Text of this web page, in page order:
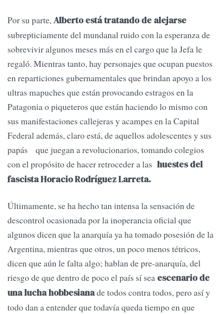
Por su parte,Alberto está tratando de alejarse
subrepticiamente del mundanal ruido con la esperanza de
sobrevivir algunos meses más en el cargo que la Jefa le
regaló. Mientras tanto, hay personajes que ocupan puestos
en reparticiones gubernamentales que brindan apoyo a los
ultras mapuches que están provocando estragos en la
Patagonia o piqueteros que están haciendo lo mismo con
sus manifestaciones callejeras y acampes en la Capital
Federal además, claro está, de aquellos adolescentes y sus
papás que juegan a revolucionarios, tomando colegios
con el propósito de hacer retroceder a las huestes del
fascista Horacio Rodríguez Larreta.
Últimamente, se ha hecho tan intensa la sensación de
descontrol ocasionada por la inoperancia oficial que
algunos dicen que la anarquía ya ha tomado posesión de la
Argentina, mientras que otros, un poco menos tétricos,
dicen que aún le falta algo; hablan de pre-anarquía, del
riesgo de que dentro de poco el país sí sea escenario de
una lucha hobbesianade todos contra todos, pero así y
todo dan a entender que todavía queda tiempo en que